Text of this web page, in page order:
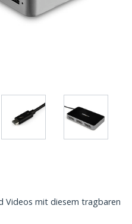
Videos mit diesem tragbaren